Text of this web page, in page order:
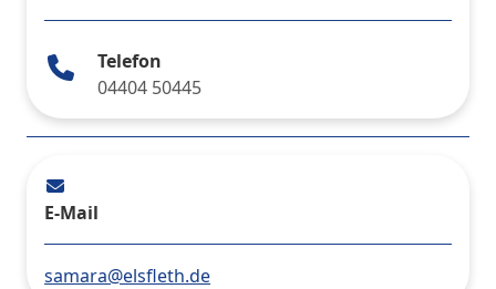
Telefon
04404 50445
E-Mail
samara@elsfleth.de